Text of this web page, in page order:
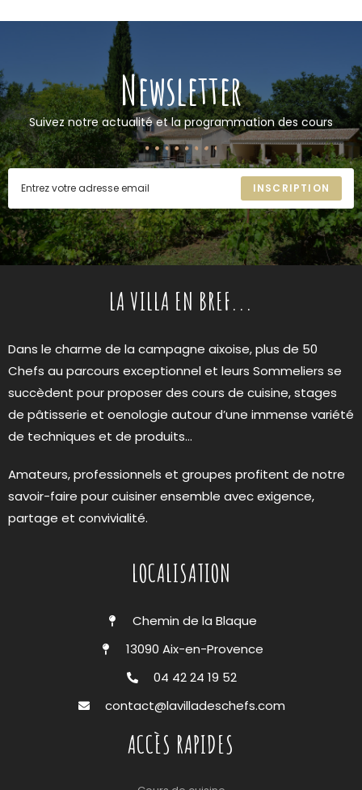
Newsletter
Suivez notre actualité et la programmation des cours
INSCRIPTION
LA VILLA EN BREF...
Dans le charme de la campagne aixoise, plus de 50
Chefs au parcours exceptionnel et leurs Sommeliers se
succèdent pour proposer des cours de cuisine, stages
de pâtisserie et oenologie autour d’une immense variété
de techniques et de produits…
Amateurs, professionnels et groupes profitent de notre
savoir-faire pour cuisiner ensemble avec exigence,
partage et convivialité.
LOCALISATION
Chemin de la Blaque
13090 Aix-en-Provence
04 42 24 19 52
contact@lavilladeschefs.com
ACCÈS RAPIDES